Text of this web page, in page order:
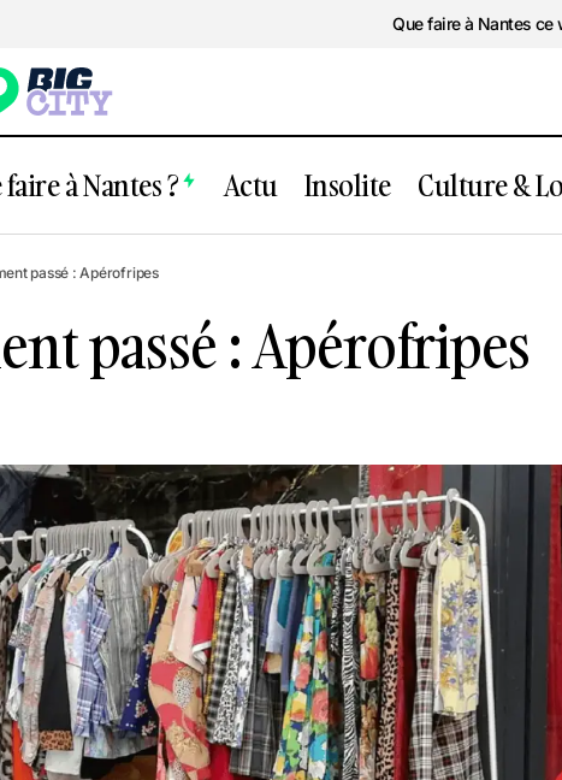
Que faire à Nantes ce
faire à Nantes ? Actu Insolite Culture &
passé : Apérofripes
passé : Apérofripes